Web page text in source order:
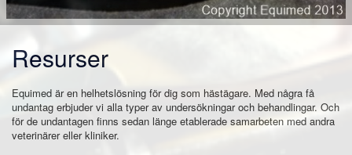
Resurser
Equimed är en helhetslösning för dig som hästägare. Med några få
undantag erbjuder vi alla typer av undersökningar och behandlingar. Och
för de undantagen finns sedan länge etablerade samarbeten med andra
veterinärer eller kliniker.